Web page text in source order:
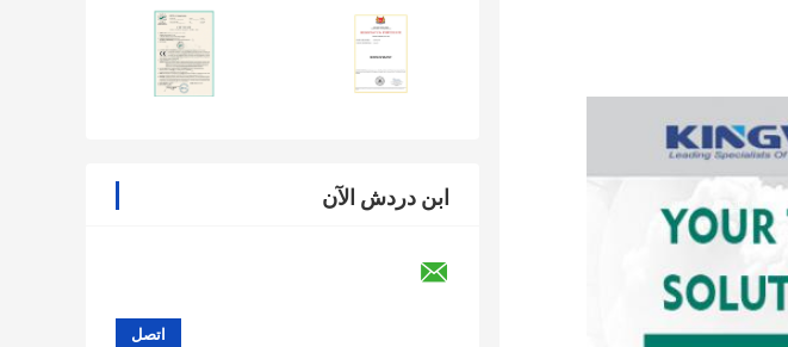
ابن دردش الآن